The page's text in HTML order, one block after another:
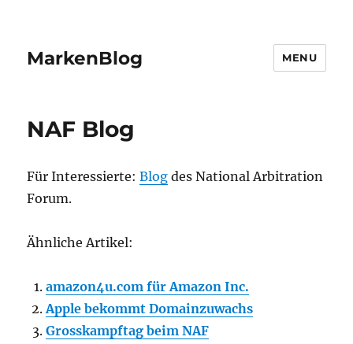
MarkenBlog MENU
NAF Blog
Für Interessierte:Blog des National Arbitration
Forum.
Ähnliche Artikel:
amazon4u.com für Amazon Inc.
Apple bekommt Domainzuwachs
Grosskampftag beim NAF